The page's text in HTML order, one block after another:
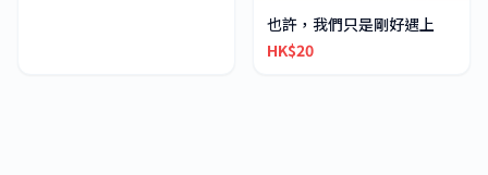
也許，我們只是剛好遇上
HK$20